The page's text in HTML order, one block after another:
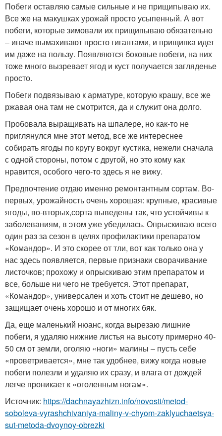
Побеги оставляю самые сильные и не прищипываю их.
Все же на макушках урожай просто усыпенный. А вот
побеги, которые зимовали их прищипываю обязательно
– иначе вымахивают просто гигантами, и прищипка идет
им даже на пользу. Появляются боковые побеги, на них
тоже много вызревает ягод и куст получается загляденье
просто.
Побеги подвязываю к арматуре, которую крашу, все же
ржавая она там не смотрится, да и служит она долго.
Пробовала выращивать на шпалере, но как-то не
приглянулся мне этот метод, все же интереснее
собирать ягоды по кругу вокруг кустика, нежели сначала
с одной стороны, потом с другой, но это кому как
нравится, особого чего-то здесь я не вижу.
Предпочтение отдаю именно ремонтантным сортам. Во-
первых, урожайность очень хорошая: крупные, красивые
ягоды, во-вторых,сорта выведены так, что устойчивы к
заболеваниям, в этом уже убедилась. Опрыскиваю всего
один раз за сезон в целях профилактики препаратом
«Командор». И это скорее от тли, вот как только она у
нас здесь появляется, первые признаки сворачивание
листочков; прохожу и опрыскиваю этим препаратом и
все, больше ни чего не требуется. Этот препарат,
«Командор», универсален и хоть стоит не дешево, но
защищает очень хорошо и от многих бяк.
Да, еще маленький нюанс, когда вырезаю лишние
побеги, я удаляю нижние листья на высоту примерно 40-
50 см от земли, оголяю «ноги» малины – пусть себе
«проветривается», мне так удобнее, вижу когда новые
побеги полезли и удаляю их сразу, и влага от дождей
легче проникает к «оголенным ногам».
Источник: https://dachnayazhizn.info/novosti/metod-
soboleva-vyrashchivaniya-maliny-v-chyom-zaklyuchaetsya-
sut-metoda-dvoynoy-obrezki